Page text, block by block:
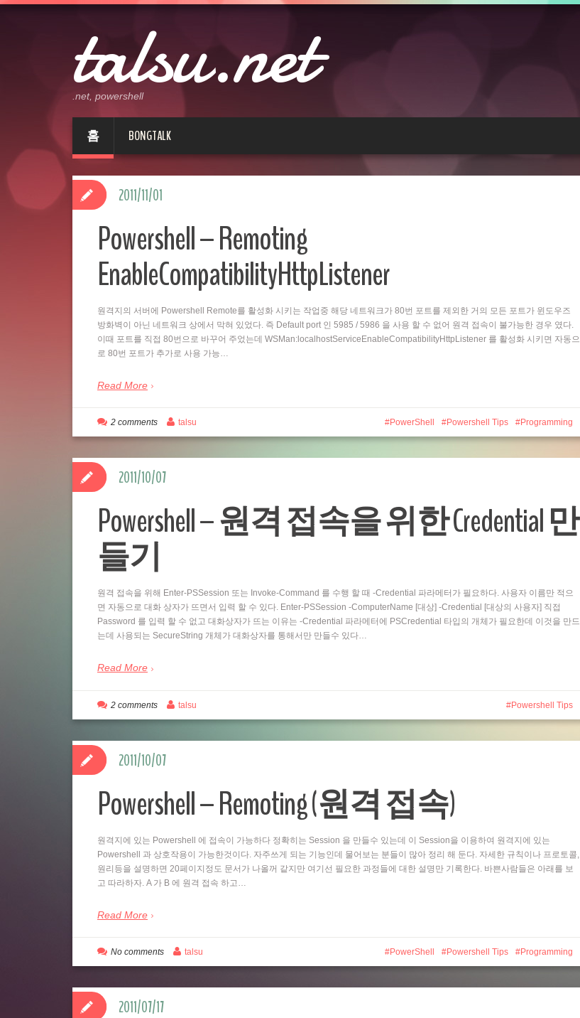
talsu.net
.net, powershell
홈 BONGTALK
Powershell – Remoting
EnableCompatibilityHttpListener
원격지의 서버에 Powershell Remote를 활성화 시키는 작업중 해당 네트워크가 80번 포트를 제외한 거의 모든 포트가 윈도우즈
방화벽이 아닌 네트워크 상에서 막혀 있었다. 즉 Default port 인 5985 / 5986 을 사용 할 수 없어 원격 접속이 불가능한 경우 였다.
이때 포트를 직접 80번으로 바꾸어 주었는데 WSMan:localhostServiceEnableCompatibilityHttpListener 를 활성화 시키면 자동으
로 80번 포트가 추가로 사용 가능…
Read More
2011/11/01
PowerShell Powershell Tips Programming
2 comments talsu
Powershell – 원격 접속을 위한 Credential 만
들기
원격 접속을 위해 Enter-PSSession 또는 Invoke-Command 를 수행 할 때 -Credential 파라메터가 필요하다. 사용자 이름만 적으
면 자동으로 대화 상자가 뜨면서 입력 할 수 있다. Enter-PSSession -ComputerName [대상] -Credential [대상의 사용자] 직접
Password 를 입력 할 수 없고 대화상자가 뜨는 이유는 -Credential 파라메터에 PSCredential 타입의 개체가 필요한데 이것을 만드
는데 사용되는 SecureString 개체가 대화상자를 통해서만 만들수 있다…
Read More
2011/10/07
Powershell Tips
2 comments talsu
Powershell – Remoting (원격 접속)
원격지에 있는 Powershell 에 접속이 가능하다 정확히는 Session 을 만들수 있는데 이 Session을 이용하여 원격지에 있는
Powershell 과 상호작용이 가능한것이다. 자주쓰게 되는 기능인데 물어보는 분들이 많아 정리 해 둔다. 자세한 규칙이나 프로토콜,
원리등을 설명하면 20페이지정도 문서가 나올꺼 같지만 여기선 필요한 과정들에 대한 설명만 기록한다. 바쁜사람들은 아래를 보
고 따라하자. A 가 B 에 원격 접속 하고…
Read More
2011/10/07
PowerShell Powershell Tips Programming
No comments talsu
2011/07/17